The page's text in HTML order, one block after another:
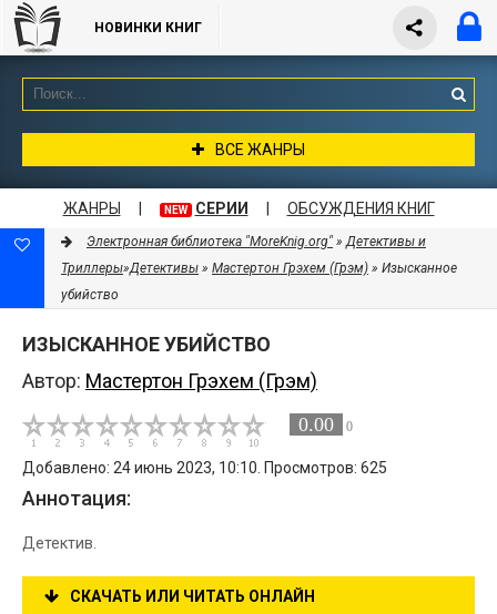
НОВИНКИ КНИГ
ВСЕ ЖАНРЫ
ЖАНРЫ NEW СЕРИИ ОБСУЖДЕНИЯ КНИГ
Электронная библиотека "MoreKnig.org" »Детективы и
Триллеры»Детективы » Мастертон Грэхем (Грэм) » Изысканное
убийство
ИЗЫСКАННОЕ УБИЙСТВО
Автор: Мастертон Грэхем (Грэм)
0.00 0
Добавлено: 24 июнь 2023, 10:10. Просмотров: 625
Аннотация:
Детектив.
СКАЧАТЬ ИЛИ ЧИТАТЬ ОНЛАЙН